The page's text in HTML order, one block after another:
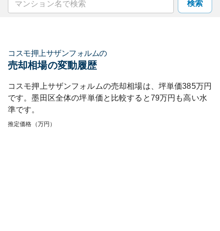
検索
コスモ押上サザンフォルムの
売却相場の変動履歴
コスモ押上サザンフォルムの売却相場は、坪単価385万円
です。墨田区全体の坪単価と比較すると79万円も高い水
準です。
推定価格（万円）